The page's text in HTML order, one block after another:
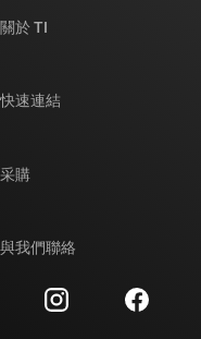
關於 TI
投資人關系
快速連結
交互參考搜索
客戶支援中心
采購
與我們聯絡